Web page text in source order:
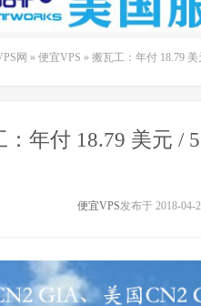
网 » 便宜VPS » 搬瓦工：年付 18.79 美
：年付 18.79 美元 /
便宜VPS发布于 2018-04-